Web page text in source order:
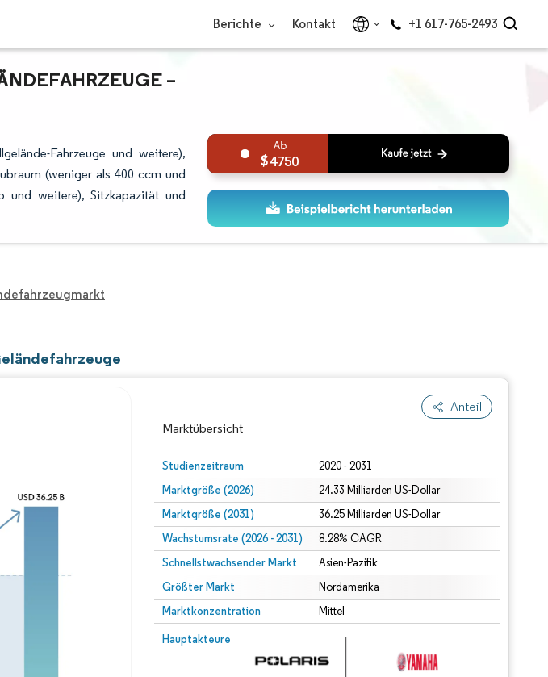
Berichte Kontakt +1 617-765-2493
– W
Fahrzeuge und weitere),
(weniger als 400 ccm und
und weitere), Sitzkapazität und
4750
Anteil
Marktübersicht
Studienzeitraum 2020 - 2031
Marktgröße (2026) 24.33 Milliarden US-Dollar
Marktgröße (2031) 36.25 Milliarden US-Dollar
Wachstumsrate (2026 - 2031) 8.28% CAGR
Schnellstwachsender Markt Asien-Pazifik
Größter Markt Nordamerika
Marktkonzentration Mittel
Hauptakteure
Bild © Mordor Intelligence. Wiederverwendung erfordert Namensnennung gemäß CC BY 4.0.
Intelligence. Wiederverwendung erfordert Namensnennung gemäß CC BY 4.0.